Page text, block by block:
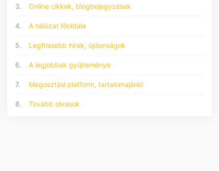
3. Online cikkek, blogbejegyzések
4. A hálózat főoldala
5. Legfrissebb hírek, újdonságok
6. A legjobbak gyűjteménye
7. Megosztási platform, tartalomajánló
8. Tovább olvasok